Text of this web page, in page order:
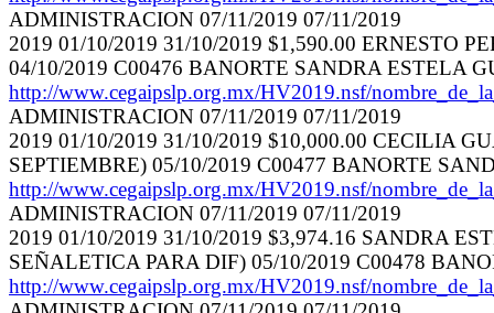
ADMINISTRACION 07/11/2019 07/11/2019
2019 01/10/2019 31/10/2019 $1,590.00 ERNESTO
04/10/2019 C00476 BANORTE SANDRA ESTELA
http://www.cegaipslp.org.mx/HV2019.nsf/
ADMINISTRACION 07/11/2019 07/11/2019
2019 01/10/2019 31/10/2019 $10,000.00 CECILIA
SEPTIEMBRE) 05/10/2019 C00477 BANORTE
http://www.cegaipslp.org.mx/HV2019.nsf/
ADMINISTRACION 07/11/2019 07/11/2019
2019 01/10/2019 31/10/2019 $3,974.16 SANDRA
SEÑALETICA PARA DIF) 05/10/2019 C00478
http://www.cegaipslp.org.mx/HV2019.nsf/